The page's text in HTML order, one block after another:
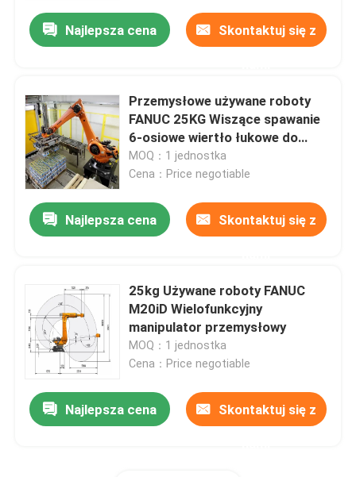
Najlepsza cena Skontaktuj się z
Przemysłowe używane roboty
FANUC 25KG Wiszące spawanie
6-osiowe wiertło łukowe do
paletyzatorów
MOQ：1 jednostka
Cena：Price negotiable
Najlepsza cena Skontaktuj się z
25kg Używane roboty FANUC
M20iD Wielofunkcyjny
manipulator przemysłowy
MOQ：1 jednostka
Cena：Price negotiable
Najlepsza cena Skontaktuj się z